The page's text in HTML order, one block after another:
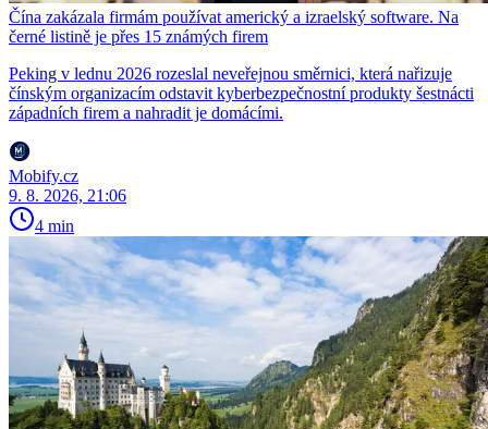
Čína zakázala firmám používat americký a izraelský software. Na
černé listině je přes 15 známých firem
Peking v lednu 2026 rozeslal neveřejnou směrnici, která nařizuje
čínským organizacím odstavit kyberbezpečnostní produkty šestnácti
západních firem a nahradit je domácími.
Mobify.cz
9. 8. 2026, 21:06
4 min